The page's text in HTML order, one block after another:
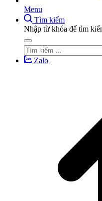
Menu
Tìm kiếm
Nhập từ khóa để tìm
Zalo